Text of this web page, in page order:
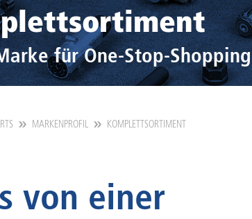
für One-Stop-Shopping
MARKENPROFIL KOMPLETTSORTIMENT
von einer